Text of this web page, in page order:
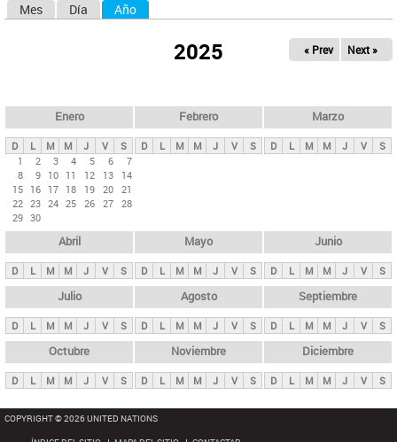
ds
p
n
i
p
a
l
s
Mes Día Año
2025 « Prev Next »
Enero
D L M M J V
S
1
2 3 4 5 6
7
8
9 10 11 12 13
14
15 16 17 18 19 20 21
22 23 24 25 26 27 28
29 30
Febrero
D L M M J V S
Marzo
D L M M J V S
Abril
D L M M J V S
Mayo
D L M M J V S
Junio
D L M M J V S
Julio
D L M M J V S
Agosto
D L M M J V S
Septiembre
D L M M J V S
Octubre
D L M M J V S
Noviembre
D L M M J V S
Diciembre
D L M M J V S
COPYRIGHT © 2026 UNITED NATIONS